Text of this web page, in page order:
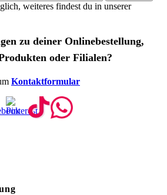
weiteres findest du in unserer
zu deiner Onlinebestellung,
oder Filialen?
Kontaktformular